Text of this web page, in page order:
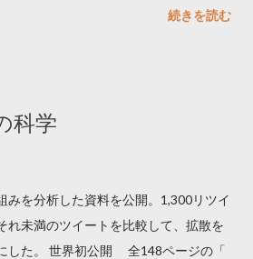
続きを読む
科学
みを分析した資料を公開。1,300リツイ
れ未満のツイートを比較して、拡散を
した。 世界初公開 全148ページの「